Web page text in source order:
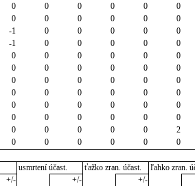
0 0 0 0 0 0
0 0 0 0 0 0
-1 0 0 0 0 0
-1 0 0 0 0 0
0 0 0 0 0 0
0 0 0 0 0 0
0 0 0 0 0 0
0 0 0 0 0 0
0 0 0 0 0 0
0 0 0 0 0 0
0 0 0 0 0 2
0 0 0 0 0 0
usmrtení účast. ťažko zran. účast. ľahko zran.
+/-
+/- +/-